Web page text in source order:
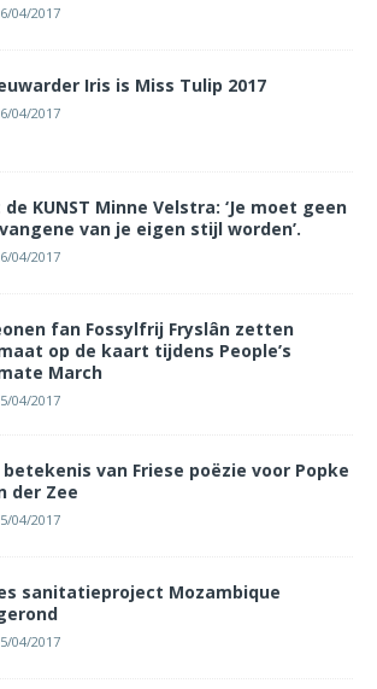
04/2017
Iris is Miss Tulip 2017
04/2017
de KUNST Minne Velstra: ‘Je moet geen
van je eigen stijl worden’.
04/2017
fan Fossylfrij Fryslân zetten
op de kaart tijdens People’s
March
04/2017
betekenis van Friese poëzie voor Popke
der Zee
04/2017
sanitatieproject Mozambique
04/2017